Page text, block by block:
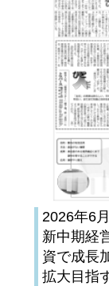
2026年6
新中期経
資で成長
拡大目指